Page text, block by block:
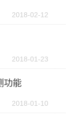
2018-02-12
2018-01-23
功能
2018-01-10